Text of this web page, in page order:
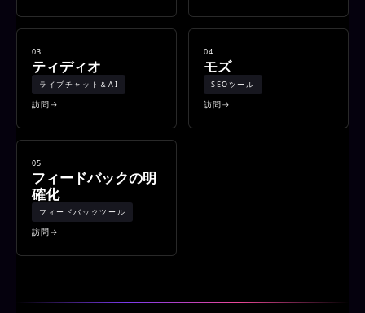
03
ティディオ
ライブチャット＆AI
訪問
04
モズ
SEOツール
訪問
05
フィードバックの明
確化
フィードバックツール
訪問